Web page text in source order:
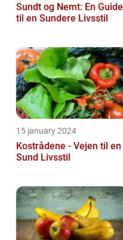
Sundt og Nemt: En Guide
til en Sundere Livsstil
15 january 2024
Kostrådene - Vejen til en
Sund Livsstil